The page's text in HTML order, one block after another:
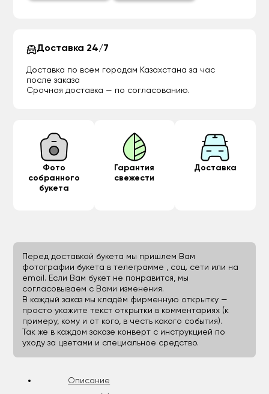
Доставка 24/7
Доставка по всем городам Казахстана за час
после заказа
Срочная доставка — по согласованию.
Фото
собранного
букета
Гарантия
свежести
Доставка
Перед доставкой букета мы пришлем Вам
фотографии букета в телеграмме , соц. сети или на
email. Если Вам букет не понравится, мы
согласовываем с Вами изменения.
В каждый заказ мы кладём фирменную открытку —
просто укажите текст открытки в комментариях (к
примеру, кому и от кого, в честь какого события).
Так же в каждом заказе конверт с инструкцией по
уходу за цветами и специальное средство.
Описание